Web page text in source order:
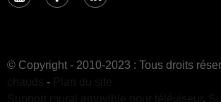
© Copyright - 2010-2023 : Tous droits
-
,